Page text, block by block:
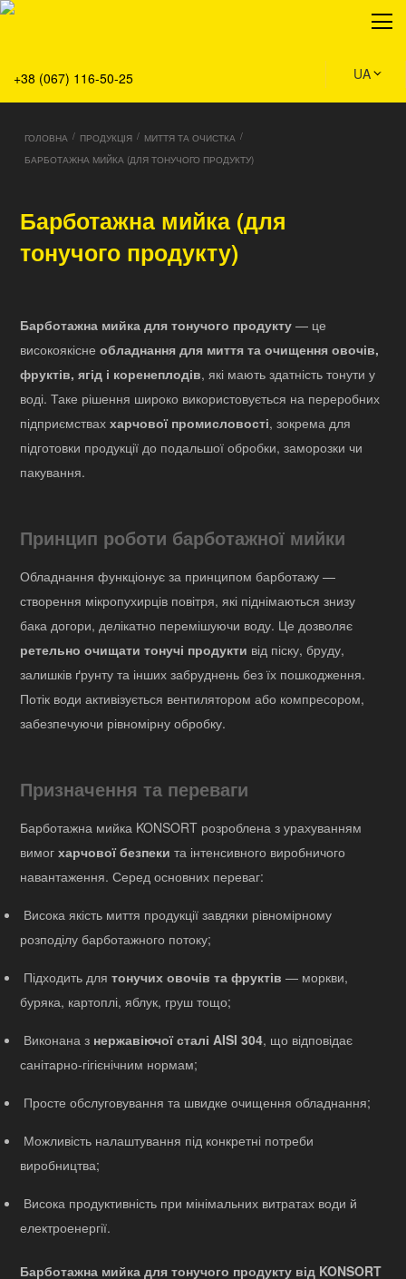
+38 (067) 116-50-25 UA
Про нас
Сервіс
Рішення
Команда
Новини
Контакти
ГОЛОВНА / ПРОДУКЦІЯ / МИТТЯ ТА ОЧИСТКА /
БАРБОТАЖНА МИЙКА (ДЛЯ ТОНУЧОГО ПРОДУКТУ)
Барботажна мийка (для
тонучого продукту)
Барботажна мийка для тонучого продукту — це
високоякіснеобладнання для миття та очищення овочів,
фруктів, ягід і коренеплодів, які мають здатність тонути у
воді. Таке рішення широко використовується на переробних
підприємстваххарчової промисловості, зокрема для
підготовки продукції до подальшої обробки, заморозки чи
пакування.
Принцип роботи барботажної мийки
Обладнання функціонує за принципом барботажу —
створення мікропухирців повітря, які піднімаються знизу
бака догори, делікатно перемішуючи воду. Це дозволяє
ретельно очищати тонучі продукти від піску, бруду,
залишків ґрунту та інших забруднень без їх пошкодження.
Потік води активізується вентилятором або компресором,
забезпечуючи рівномірну обробку.
Призначення та переваги
Барботажна мийка KONSORT розроблена з урахуванням
вимогхарчової безпеки та інтенсивного виробничого
навантаження. Серед основних переваг:
Висока якість миття продукції завдяки рівномірному
розподілу барботажного потоку;
Підходить длятонучих овочів та фруктів — моркви,
буряка, картоплі, яблук, груш тощо;
Виконана з нержавіючої сталі AISI 304, що відповідає
санітарно-гігієнічним нормам;
Просте обслуговування та швидке очищення обладнання;
Можливість налаштування під конкретні потреби
виробництва;
Висока продуктивність при мінімальних витратах води й
електроенергії.
Барботажна мийка для тонучого продукту від KONSORT